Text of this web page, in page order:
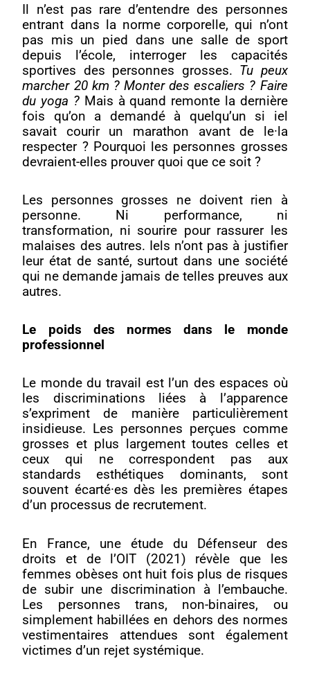
Il n’est pas rare d’entendre des personnes
entrant dans la norme corporelle, qui n’ont
pas mis un pied dans une salle de sport
depuis l’école, interroger les capacités
sportives des personnes grosses. Tu peux
marcher 20 km ? Monter des escaliers ? Faire
du yoga ?Mais à quand remonte la dernière
fois qu’on a demandé à quelqu’un si iel
savait courir un marathon avant de le·la
respecter ? Pourquoi les personnes grosses
devraient-elles prouver quoi que ce soit ?
Les personnes grosses ne doivent rien à
personne. Ni performance, ni
transformation, ni sourire pour rassurer les
malaises des autres. Iels n’ont pas à justifier
leur état de santé, surtout dans une société
qui ne demande jamais de telles preuves aux
autres.
Le poids des normes dans le monde
professionnel
Le monde du travail est l’un des espaces où
les discriminations liées à l’apparence
s’expriment de manière particulièrement
insidieuse. Les personnes perçues comme
grosses et plus largement toutes celles et
ceux qui ne correspondent pas aux
standards esthétiques dominants, sont
souvent écarté·es dès les premières étapes
d’un processus de recrutement.
En France, une étude du Défenseur des
droits et de l’OIT (2021) révèle que les
femmes obèses ont huit fois plus de risques
de subir une discrimination à l’embauche.
Les personnes trans, non-binaires, ou
simplement habillées en dehors des normes
vestimentaires attendues sont également
victimes d’un rejet systémique.